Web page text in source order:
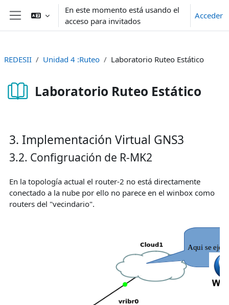
Salta al contenido principal
Panel lateral
En este momento está usando el
acceso para invitados
Acceder
REDESII Unidad 4 :Ruteo Laboratorio Ruteo Estático
Laboratorio Ruteo Estático
3. Implementación Virtual GNS3
3.2. Configruación de R-MK2
En la topología actual el router-2 no está directamente
conectado a la nube por ello no parece en el winbox como
routers del "vecindario".